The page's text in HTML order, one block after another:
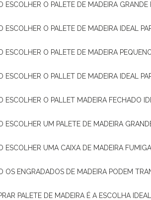
ESCOLHER O PALETE DE MADEIRA
ESCOLHER O PALETE DE MADEIRA IDEAL
ESCOLHER O PALETE DE MADEIRA
ESCOLHER O PALLET DE MADEIRA IDEAL
ESCOLHER O PALLET MADEIRA FECHADO
ESCOLHER UM PALETE DE MADEIRA
ESCOLHER UMA CAIXA DE MADEIRA
OS ENGRADADOS DE MADEIRA PODEM
PALETE DE MADEIRA É A ESCOLHA